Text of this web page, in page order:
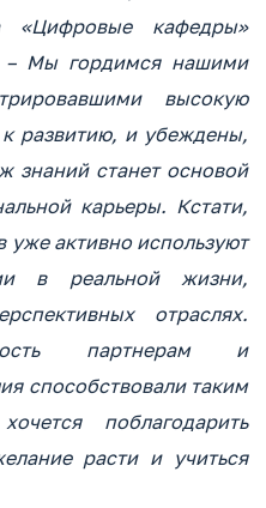
«Цифровые кафедры»
Мы гордимся нашими
высокую
развитию, и убеждены,
знаний станет основой
карьеры. Кстати,
уже активно используют
в реальной жизни,
отраслях.
партнерам и
способствовали таким
поблагодарить
расти и учиться